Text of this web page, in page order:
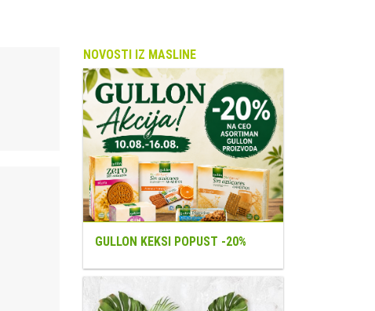
NOVOSTI IZ MASLINE
GULLON KEKSI POPUST -20%